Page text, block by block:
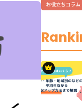
お役立ちコラム